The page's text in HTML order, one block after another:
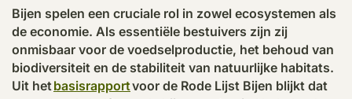
Bijen spelen een cruciale rol in zowel ecosystemen als
de economie. Als essentiële bestuivers zijn zij
onmisbaar voor de voedselproductie, het behoud van
biodiversiteit en de stabiliteit van natuurlijke habitats.
Uit het basisrapportvoor de Rode Lijst Bijen blijkt dat